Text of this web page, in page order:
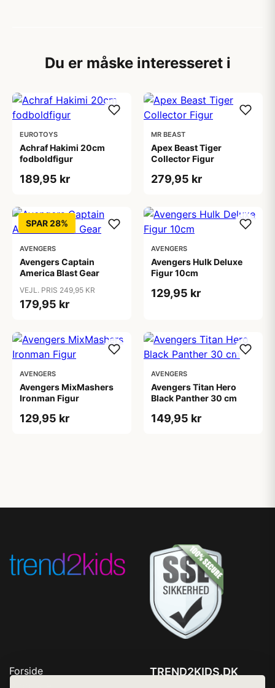
Du er måske interesseret i
EUROTOYS
Achraf Hakimi 20cm
fodboldfigur
189,95 kr
MR BEAST
Apex Beast Tiger
Collector Figur
279,95 kr
SPAR 28%
AVENGERS
Avengers Captain
America Blast Gear
VEJL. PRIS 249,95 KR
179,95 kr
AVENGERS
Avengers Hulk Deluxe
Figur 10cm
129,95 kr
AVENGERS
Avengers MixMashers
Ironman Figur
129,95 kr
AVENGERS
Avengers Titan Hero
Black Panther 30 cm
149,95 kr
Forside
TREND2KIDS.DK